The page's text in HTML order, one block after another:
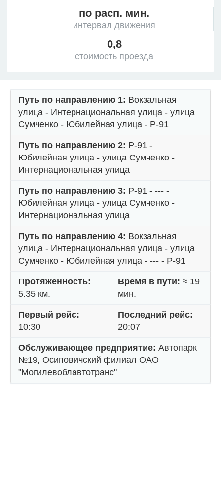
по расп. мин.
интервал движения
0,8
стоимость проезда
Путь по направлению 1: Вокзальная
улица - Интернациональная улица - улица
Сумченко - Юбилейная улица - Р-91
Путь по направлению 2: Р-91 -
Юбилейная улица - улица Сумченко -
Интернациональная улица
Путь по направлению 3: Р-91 - --- -
Юбилейная улица - улица Сумченко -
Интернациональная улица
Путь по направлению 4: Вокзальная
улица - Интернациональная улица - улица
Сумченко - Юбилейная улица - --- - Р-91
Протяженность:
5.35 км.
Время в пути: ≈ 19
мин.
Первый рейс:
10:30
Последний рейс:
20:07
Обслуживающее предприятие: Автопарк
№19, Осиповичский филиал ОАО
"Могилевоблавтотранс"